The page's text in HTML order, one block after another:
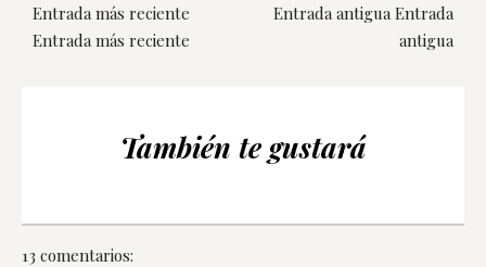
Entrada más reciente
Entrada más reciente
Entrada antigua Entrada
antigua
También te gustará
13 comentarios: